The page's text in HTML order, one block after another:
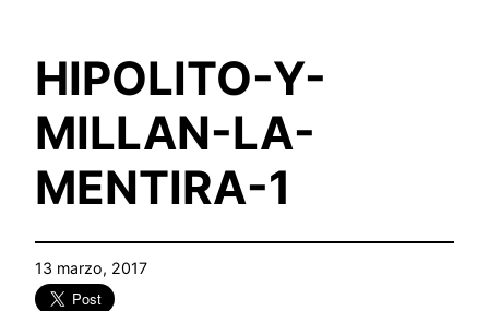
HIPOLITO-Y-
MILLAN-LA-
MENTIRA-1
13 marzo, 2017